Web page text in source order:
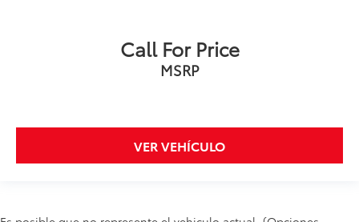
Call For Price
MSRP
VER VEHÍCULO